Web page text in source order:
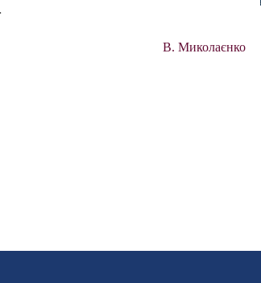
В. Миколаєнко